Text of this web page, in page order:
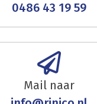
0486 43 19 59
Mail naar